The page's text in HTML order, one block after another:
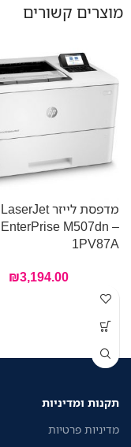
מוצרים קשורים
מדפסת לייזר LaserJet
EnterPrise M507dn –
1PV87A
₪3,194.00
תקנות ומדיניות
מדיניות פרטיות